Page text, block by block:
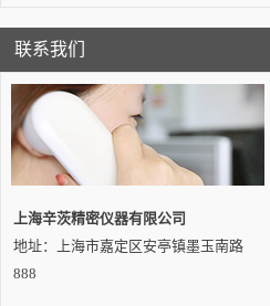
联系我们
上海辛茨精密仪器有限公司
地址：上海市嘉定区安亭镇墨玉南路
888